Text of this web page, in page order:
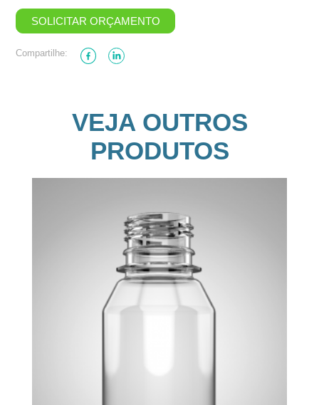
SOLICITAR ORÇAMENTO
Compartilhe:
VEJA OUTROS
PRODUTOS